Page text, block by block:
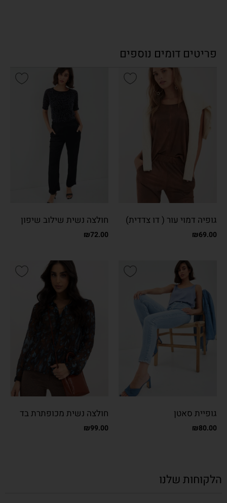
פריטים דומים נוספים
גופיה דמוי עור ( דו צדדית)
₪69.00
חולצה נשית שילוב שיפון
מבריק₪72.00
גופיית סאטן
₪80.00
חולצה נשית מכופתרת בד
שיפון מקומט
₪99.00
הלקוחות שלנו